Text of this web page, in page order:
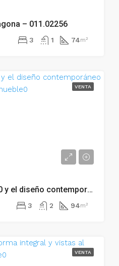
– 011.02256
3 1 74m²
VENTA
El equilibrio entre 1880 y el diseño contemporáneo en Tarragona – 011.02257
3 2 94m²
VENTA